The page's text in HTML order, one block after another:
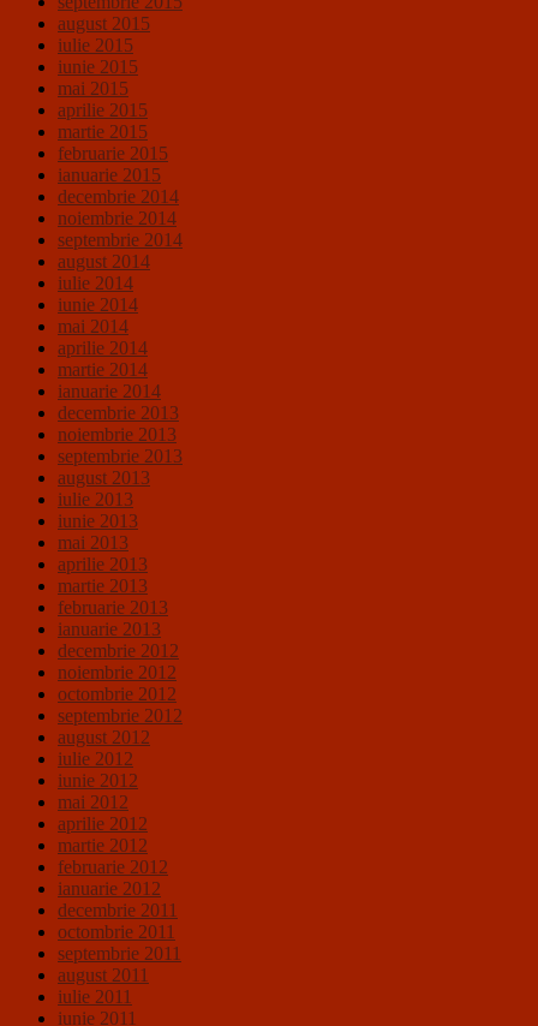
august 2015
iulie 2015
iunie 2015
mai 2015
aprilie 2015
martie 2015
februarie 2015
ianuarie 2015
decembrie 2014
noiembrie 2014
septembrie 2014
august 2014
iulie 2014
iunie 2014
mai 2014
aprilie 2014
martie 2014
ianuarie 2014
decembrie 2013
noiembrie 2013
septembrie 2013
august 2013
iulie 2013
iunie 2013
mai 2013
aprilie 2013
martie 2013
februarie 2013
ianuarie 2013
decembrie 2012
noiembrie 2012
octombrie 2012
septembrie 2012
august 2012
iulie 2012
iunie 2012
mai 2012
aprilie 2012
martie 2012
februarie 2012
ianuarie 2012
decembrie 2011
octombrie 2011
septembrie 2011
august 2011
iulie 2011
iunie 2011